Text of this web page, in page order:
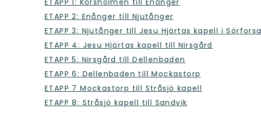
ETAPP 1: Korsholmen till Enånger
ETAPP 2: Enånger till Njutånger
ETAPP 3: Njutånger till Jesu Hjärtas kapell i Sörforsa
ETAPP 4: Jesu Hjärtas kapell till Nirsgård
ETAPP 5: Nirsgård till Dellenbaden
ETAPP 6: Dellenbaden till Mockastorp
ETAPP 7 Mockastorp till Stråsjö kapell
ETAPP 8: Stråsjö kapell till Sandvik